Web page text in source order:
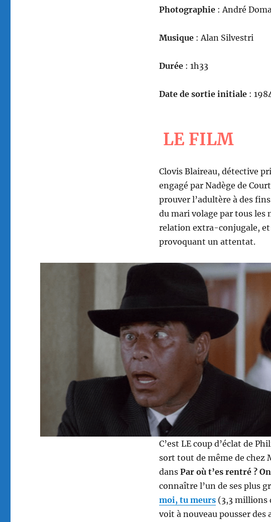
Photographie: André
Musique : Alan Silvestri
Durée: 1h33
Date de sortie initiale:
LE FILM
Clovis Blaireau, détective
engagé par Nadège de
prouver l’adultère à des
du mari volage par tous les
relation extra-conjugale, et
provoquant un attentat.
C’est LE coup d’éclat de
sort tout de même de chez
dans Par où t’es rentré ?
connaître l’un de ses plus
moi, tu meurs(3,3 millions
voit à nouveau pousser des